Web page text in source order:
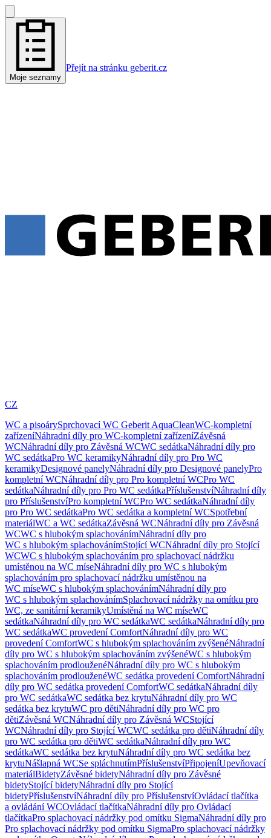
Moje seznamy
Přejít na stránku geberit.cz
CZ
WC a pisoárySprchovací WC Geberit AquaCleanWC-kompletní
zařízeníNáhradní díly pro WC-kompletní zařízeníZávěsná
WCNáhradní díly pro Závěsná WCWC sedátkaNáhradní díly pro
WC sedátkaPro WC keramikyNáhradní díly pro Pro WC
keramikyDesignové panelyNáhradní díly pro Designové panelyPro
kompletní WCNáhradní díly pro Pro kompletní WCPro WC
sedátkaNáhradní díly pro Pro WC sedátkaPříslušenstvíNáhradní díly
pro PříslušenstvíPro kompletní WCPro WC sedátkaNáhradní díly
pro Pro WC sedátkaPro WC sedátka a kompletní WCSpotřební
materiálWC a WC sedátkaZávěsná WCNáhradní díly pro Závěsná
WCWC s hlubokým splachovánímNáhradní díly pro
WC s hlubokým splachovánímStojící WCNáhradní díly pro Stojící
WCWC s hlubokým splachováním pro splachovací nádržku
umístěnou na WC míseNáhradní díly pro WC s hlubokým
splachováním pro splachovací nádržku umístěnou na
WC míseWC s hlubokým splachovánímNáhradní díly pro
WC s hlubokým splachovánímSplachovací nádržky na omítku pro
WC, ze sanitární keramikyUmístěná na WC míseWC
sedátkaNáhradní díly pro WC sedátkaWC sedátkaNáhradní díly pro
WC sedátkaWC provedení ComfortNáhradní díly pro WC
provedení ComfortWC s hlubokým splachováním zvýšenéNáhradní
díly pro WC s hlubokým splachováním zvýšenéWC s hlubokým
splachováním prodlouženéNáhradní díly pro WC s hlubokým
splachováním prodlouženéWC sedátka provedení ComfortNáhradní
díly pro WC sedátka provedení ComfortWC sedátkaNáhradní díly
pro WC sedátkaWC sedátka bez krytuNáhradní díly pro WC
sedátka bez krytuWC pro dětiNáhradní díly pro WC pro
dětiZávěsná WCNáhradní díly pro Závěsná WCStojící
WCNáhradní díly pro Stojící WCWC sedátka pro dětiNáhradní díly
pro WC sedátka pro dětiWC sedátkaNáhradní díly pro WC
sedátkaWC sedátka bez krytuNáhradní díly pro WC sedátka bez
krytuNášlapná WCSe spláchnutímPříslušenstvíPřipojeníUpevňovací
materiálBidetyZávěsné bidetyNáhradní díly pro Závěsné
bidetyStojící bidetyNáhradní díly pro Stojící
bidetyPříslušenstvíNáhradní díly pro PříslušenstvíOvládací tlačítka
a ovládání WCOvládací tlačítkaNáhradní díly pro Ovládací
tlačítkaPro splachovací nádržky pod omítku SigmaNáhradní díly pro
Pro splachovací nádržky pod omítku SigmaPro splachovací nádržky